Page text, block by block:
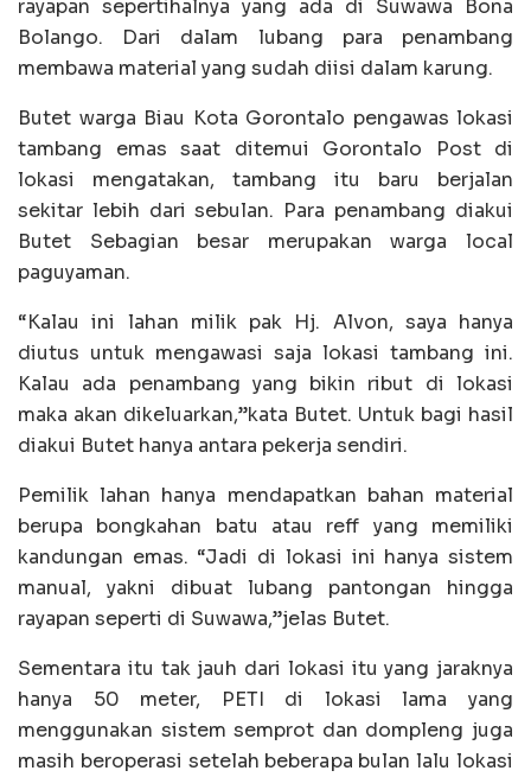
rayapan sepertihalnya yang ada di Suwawa Bona
Bolango. Dari dalam lubang para penambang
membawa material yang sudah diisi dalam karung.
Butet warga Biau Kota Gorontalo pengawas lokasi
tambang emas saat ditemui Gorontalo Post di
lokasi mengatakan, tambang itu baru berjalan
sekitar lebih dari sebulan. Para penambang diakui
Butet Sebagian besar merupakan warga local
paguyaman.
“Kalau ini lahan milik pak Hj. Alvon, saya hanya
diutus untuk mengawasi saja lokasi tambang ini.
Kalau ada penambang yang bikin ribut di lokasi
maka akan dikeluarkan,”kata Butet. Untuk bagi hasil
diakui Butet hanya antara pekerja sendiri.
Pemilik lahan hanya mendapatkan bahan material
berupa bongkahan batu atau reff yang memiliki
kandungan emas. “Jadi di lokasi ini hanya sistem
manual, yakni dibuat lubang pantongan hingga
rayapan seperti di Suwawa,”jelas Butet.
Sementara itu tak jauh dari lokasi itu yang jaraknya
hanya 50 meter, PETI di lokasi lama yang
menggunakan sistem semprot dan dompleng juga
masih beroperasi setelah beberapa bulan lalu lokasi